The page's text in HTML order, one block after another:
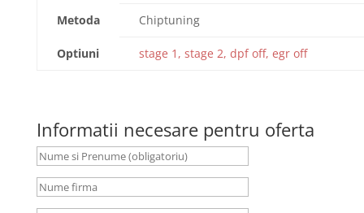
Metoda Chiptuning
Optiuni stage 1, stage 2, dpf off, egr off
Informatii necesare pentru oferta